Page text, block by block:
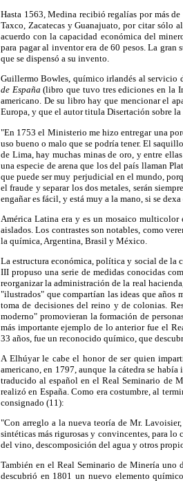
Hasta 1563, Medina recibió regalías por más
Taxco, Zacatecas y Guanajuato, por citar sólo
acuerdo con la capacidad económica del
para pagar al inventor era de 60 pesos. La
que se dispensó a su invento.
Guillermo Bowles, químico irlandés al servicio
de España (libro que tuvo tres ediciones en la
americano. De su libro hay que mencionar el
Europa, y que el autor titula Disertación sobre
"En 1753 el Ministerio me hizo entregar una
uso bueno o malo que se podría tener. El
de Lima, hay muchas minas de oro, y entre
una especie de arena que los del país llaman
que puede ser muy perjudicial en el mundo,
el fraude y separar los dos metales, serán
engañar es fácil, y está muy a la mano, si se
América Latina era y es un mosaico multicolor
aislados. Los contrastes son notables, como
la química, Argentina, Brasil y México.
La estructura económica, política y social de la
III propuso una serie de medidas conocidas
reorganizar la administración de la real
"ilustrados" que compartían las ideas que años
toma de decisiones del reino y de colonias.
moderno" promovieran la formación de
más importante ejemplo de lo anterior fue el
33 años, fue un reconocido químico, que
A Elhúyar le cabe el honor de ser quien
americano, en 1797, aunque la cátedra se
traducido al español en el Real Seminario de
realizó en España. Como era costumbre, al
consignado (11):
"Con arreglo a la nueva teoría de Mr.
sintéticas más rigurosas y convincentes, para
del vino, descomposición del agua y otros
También en el Real Seminario de Minería uno
descubrió en 1801 un nuevo elemento